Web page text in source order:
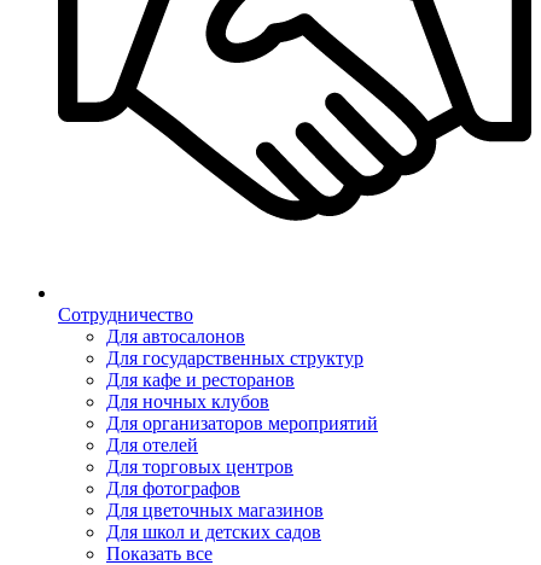
Сотрудничество
Для автосалонов
Для государственных структур
Для кафе и ресторанов
Для ночных клубов
Для организаторов мероприятий
Для отелей
Для торговых центров
Для фотографов
Для цветочных магазинов
Для школ и детских садов
Показать все